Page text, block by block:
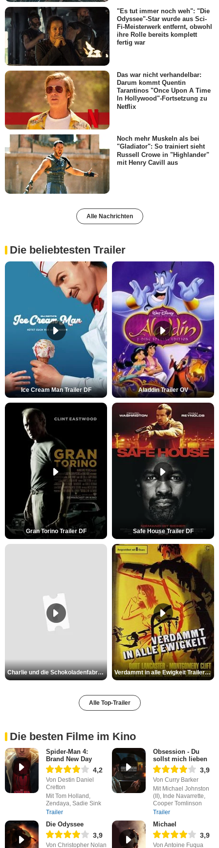
"Es tut immer noch weh": "Die
Odyssee"-Star wurde aus Sci-
Fi-Meisterwerk entfernt, obwohl
ihre Rolle bereits komplett
fertig war
Das war nicht verhandelbar:
Darum kommt Quentin
Tarantinos "Once Upon A Time
In Hollywood"-Fortsetzung zu
Netflix
Noch mehr Muskeln als bei
"Gladiator": So trainiert sieht
Russell Crowe in "Highlander"
mit Henry Cavill aus
Alle Nachrichten
Die beliebtesten Trailer
Ice Cream Man Trailer DF Aladdin Trailer OV
Gran Torino Trailer DF Safe House Trailer DF
Charlie und die Schokoladenfabrik Trailer OV Verdammt in alle Ewigkeit Trailer OV
Alle Top-Trailer
Die besten Filme im Kino
Spider-Man 4:
Brand New Day
4,2
Von Destin Daniel
Cretton
Mit Tom Holland,
Zendaya, Sadie Sink
Trailer
Obsession - Du
sollst mich lieben
3,9
Von Curry Barker
Mit Michael Johnston
(II), Inde Navarrette,
Cooper Tomlinson
Trailer
Die Odyssee
3,9
Von Christopher Nolan
Michael
3,9
Von Antoine Fuqua